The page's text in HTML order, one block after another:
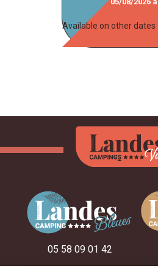
Available on other dates
05 58 09 01 42